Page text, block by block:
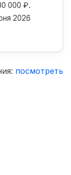
000 ₽.
2026
посмотреть